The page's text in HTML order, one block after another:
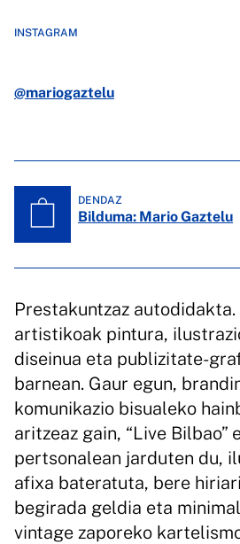
INSTAGRAM
@mariogaztelu
DENDAZ
Bilduma: Mario Gaztelu
Prestakuntzaz
artistikoak pintura,
diseinua eta publizitate-
barnean. Gaur egun,
komunikazio bisualeko
aritzeaz gain, “Live Bilbao”
pertsonalean jarduten du,
afixa bateratuta, bere
begirada geldia eta
vintage zaporeko